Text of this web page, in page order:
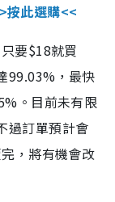
按此選購<<
要$18就買
99.03%，最快
。目前未有限
過訂單預計會
，將有機會改